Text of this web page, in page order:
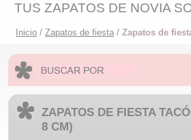
TUS ZAPATOS DE NOVIA
Inicio / Zapatos de fiesta / Zapatos de
ZAPATOS DE FIESTA
8 CM)